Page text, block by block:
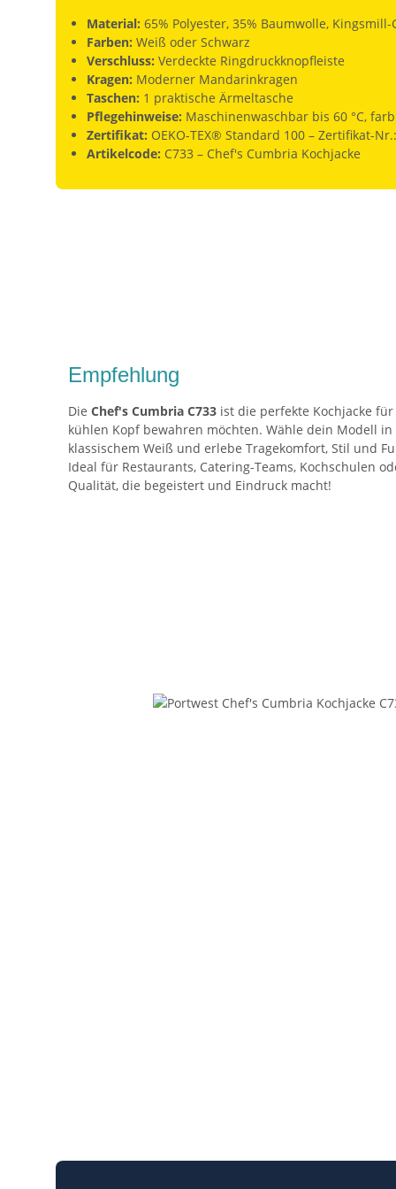
Material: 65% Polyester, 35% Baumwolle, Kingsmill-
Farben: Weiß oder Schwarz
Verschluss: Verdeckte Ringdruckknopfleiste
Kragen: Moderner Mandarinkragen
Taschen: 1 praktische Ärmeltasche
Pflegehinweise: Maschinenwaschbar bis 60 °C,
Zertifikat: OEKO-TEX® Standard 100 – Zertifikat-
Artikelcode: C733 – Chef's Cumbria Kochjacke
Empfehlung
Die Chef's Cumbria C733 ist die perfekte Kochjacke
kühlen Kopf bewahren möchten. Wähle dein Modell
klassischem Weiß und erlebe Tragekomfort, Stil und
Ideal für Restaurants, Catering-Teams, Kochschulen
Qualität, die begeistert und Eindruck macht!